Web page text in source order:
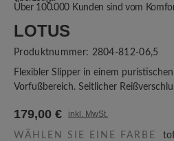
Über 100.000 Kunden sind vom
LOTUS
Produktnummer: 2804-812-06,5
Flexibler Slipper in einem
Vorfußbereich. Seitlicher
179,00 € inkl. MwSt.
WÄHLEN SIE EINE FARBE